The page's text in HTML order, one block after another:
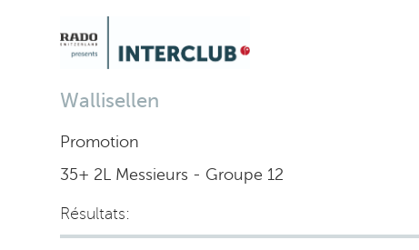
Wallisellen
Promotion
35+ 2L Messieurs - Groupe 12
Résultats: